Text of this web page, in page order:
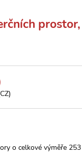
o celkové výměře